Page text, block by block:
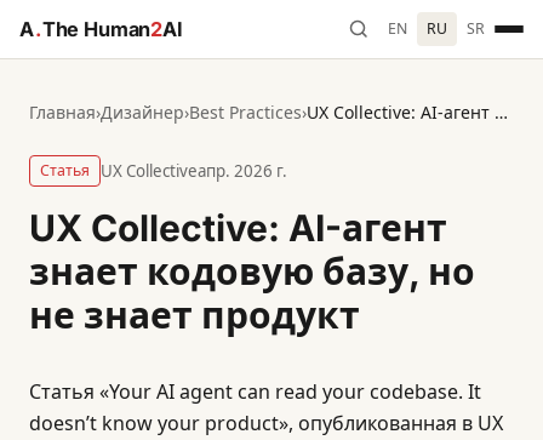
A.The Human2AI EN RU SR
Главная›Дизайнер›Best Practices› UX Collective: AI-агент знает кодовую базу, но не знает продукт
Статья UX Collectiveапр. 2026 г.
UX Collective: AI-агент
знает кодовую базу, но
не знает продукт
Статья «Your AI agent can read your codebase. It
doesn’t know your product», опубликованная в UX